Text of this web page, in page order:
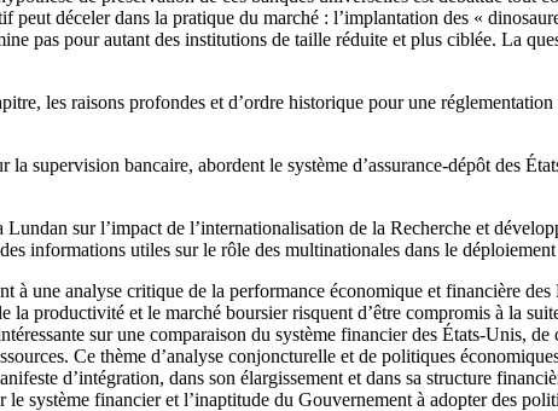
peut déceler dans la pratique du marché : l’implantation des «
pas pour autant des institutions de taille réduite et plus ciblée. La
les raisons profondes et d’ordre historique pour une
supervision bancaire, abordent le système d’assurance-dépôt des
sur l’impact de l’internationalisation de la Recherche et
informations utiles sur le rôle des multinationales dans le
une analyse critique de la performance économique et financière
productivité et le marché boursier risquent d’être compromis à la
sur une comparaison du système financier des États-Unis,
Ce thème d’analyse conjoncturelle et de politiques
d’intégration, dans son élargissement et dans sa structure
système financier et l’inaptitude du Gouvernement à adopter des